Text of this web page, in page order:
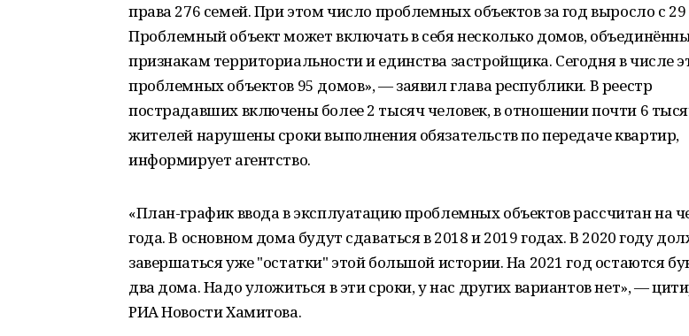
права 276 семей. При этом число проблемных объектов за год выросло с 29
Проблемный объект может включать в себя несколько домов,
признакам территориальности и единства застройщика. Сегодня в числе
проблемных объектов 95 домов», — заявил глава республики. В реестр
пострадавших включены более 2 тысяч человек, в отношении почти 6
жителей нарушены сроки выполнения обязательств по передаче квартир,
информирует агентство.
«План-график ввода в эксплуатацию проблемных объектов рассчитан на
года. В основном дома будут сдаваться в 2018 и 2019 годах. В 2020 году
завершаться уже "остатки" этой большой истории. На 2021 год остаются
два дома. Надо уложиться в эти сроки, у нас других вариантов нет», —
РИА Новости Хамитова.